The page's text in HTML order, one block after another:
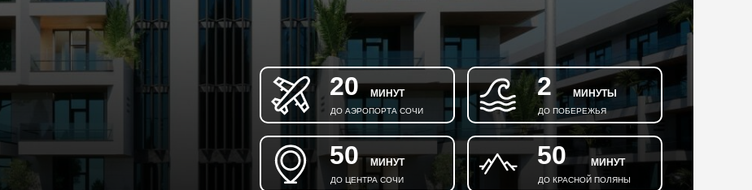
20 МИНУТ
ДО АЭРОПОРТА СОЧИ
50 МИНУТ
ДО ЦЕНТРА СОЧИ
2 МИНУТЫ
ДО ПОБЕРЕЖЬЯ
50 МИНУТ
ДО КРАСНОЙ ПОЛЯНЫ